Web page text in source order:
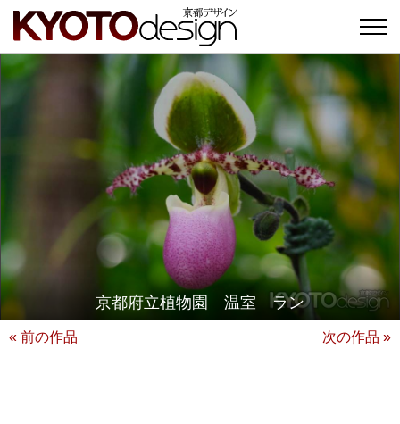
京都府立植物園 温室 ラン
« 前の作品 次の作品 »